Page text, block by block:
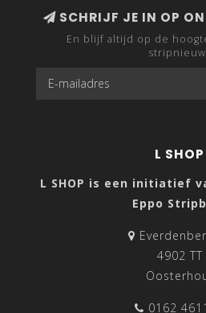
SCHRIJF JE IN OP
En blijf altijd op de
L SHOP
L SHOP is een initiatief
Eppo
4902 TT
0162